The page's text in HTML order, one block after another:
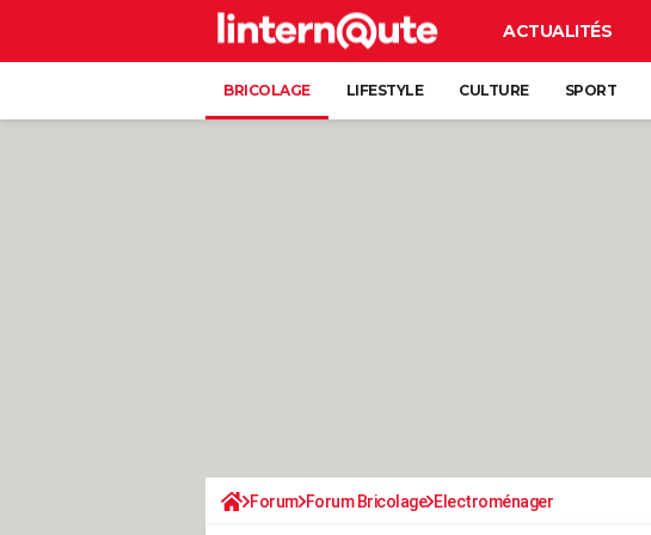
ACTUALITÉS
BRICOLAGE LIFESTYLE CULTURE SPORT
Forum Forum Bricolage Electroménager